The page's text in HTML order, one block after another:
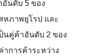
อันดับ 5 ของ
หภาพยุโรป และ
นคู่ค้าอันดับ 2 ของ
าการค้าระหว่าง